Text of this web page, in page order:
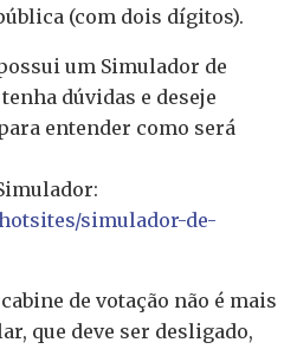
(com dois dígitos).
um Simulador de
dúvidas e deseje
entender como será
simulador-de-
de votação não é mais
que deve ser desligado,